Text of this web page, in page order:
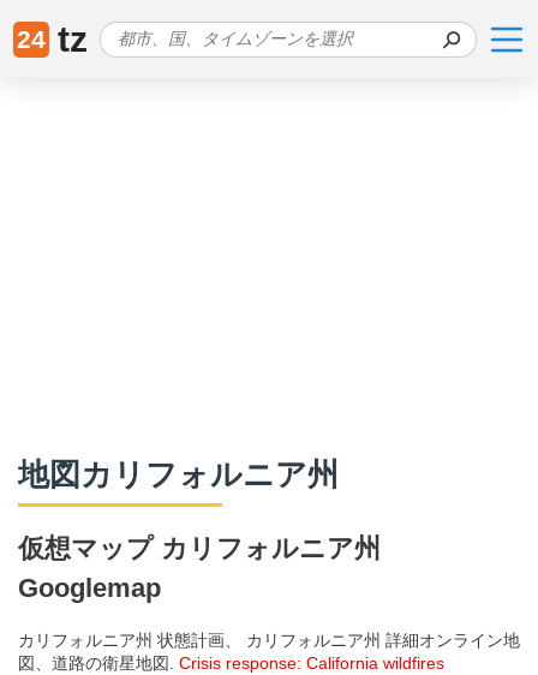
24 tz
地図カリフォルニア州
仮想マップ カリフォルニア州
Googlemap
カリフォルニア州 状態計画、 カリフォルニア州 詳細オンライン地
図、道路の衛星地図. Crisis response: California wildfires